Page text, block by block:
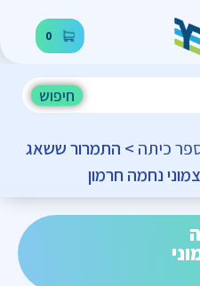
0
חיפוש
כיתה > התמרור ששאג
נחמה חרמון